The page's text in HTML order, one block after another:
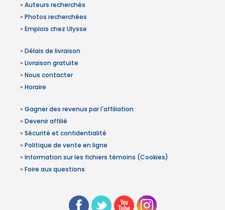
» Auteurs recherchés
» Photos recherchées
» Emplois chez Ulysse
» Délais de livraison
» Livraison gratuite
» Nous contacter
» Horaire
» Gagner des revenus par l'affiliation
» Devenir affilié
» Sécurité et confidentialité
» Politique de vente en ligne
» Information sur les fichiers témoins (Cookies)
» Foire aux questions